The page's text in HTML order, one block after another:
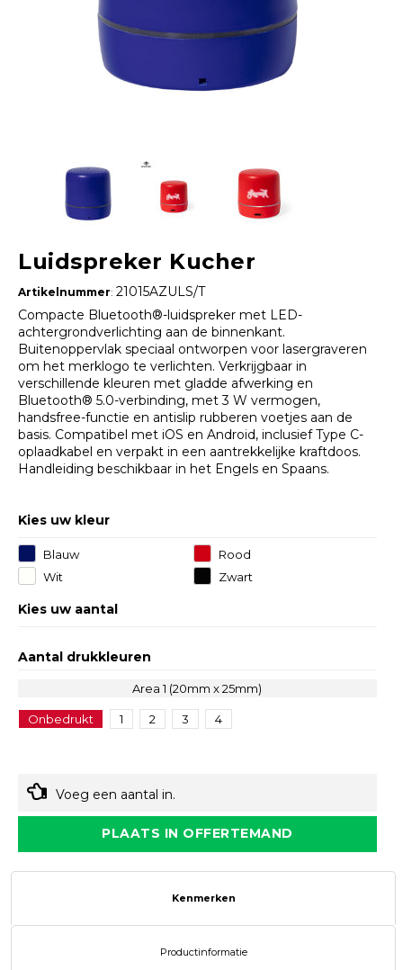
Luidspreker Kucher
Artikelnummer:21015AZULS/T
Compacte Bluetooth®-luidspreker met LED-
achtergrondverlichting aan de binnenkant.
Buitenoppervlak speciaal ontworpen voor lasergraveren
om het merklogo te verlichten. Verkrijgbaar in
verschillende kleuren met gladde afwerking en
Bluetooth® 5.0-verbinding, met 3 W vermogen,
handsfree-functie en antislip rubberen voetjes aan de
basis. Compatibel met iOS en Android, inclusief Type C-
oplaadkabel en verpakt in een aantrekkelijke kraftdoos.
Handleiding beschikbaar in het Engels en Spaans.
Kies uw kleur
Blauw
Rood
Wit
Zwart
Kies uw aantal
Aantal drukkleuren
Area 1 (20mm x 25mm)
Onbedrukt 1 2 3 4
Voeg een aantal in.
PLAATS IN OFFERTEMAND
Kenmerken
Productinformatie